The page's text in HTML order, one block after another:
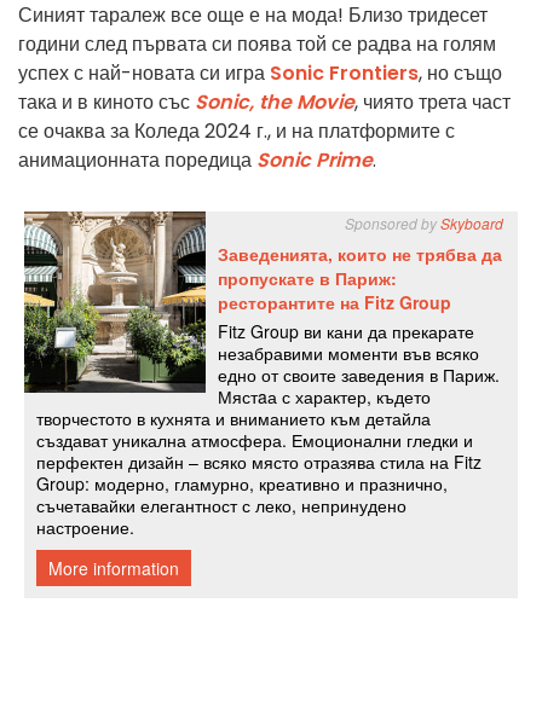
Синият таралеж все още е на мода! Близо тридесет
години след първата си поява той се радва на голям
успех с най-новата си игра Sonic Frontiers, но също
така и в киното със Sonic, the Movie, чиято трета част
се очаква за Коледа 2024 г., и на платформите с
анимационната поредица Sonic Prime.